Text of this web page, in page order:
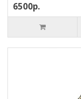
6500р.